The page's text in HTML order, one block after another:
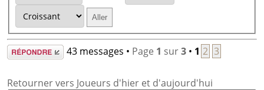
Répondre 43 messages • Page 1 sur3• 1 2 3
Retourner vers Joueurs d'hier et d'aujourd'hui